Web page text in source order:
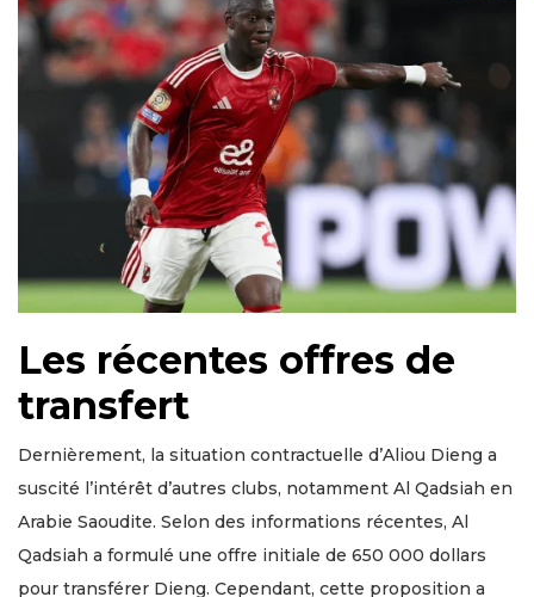
Les récentes offres de
transfert
Dernièrement, la situation contractuelle d’Aliou Dieng a
suscité l’intérêt d’autres clubs, notamment Al Qadsiah en
Arabie Saoudite. Selon des informations récentes, Al
Qadsiah a formulé une offre initiale de 650 000 dollars
pour transférer Dieng. Cependant, cette proposition a